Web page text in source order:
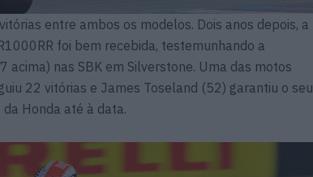
entre ambos os modelos. Dois anos depois, a
foi bem recebida, testemunhando a
acima) nas SBK em Silverstone. Uma das motos
22 vitórias e James Toseland (52) garantiu o seu
Honda até à data.